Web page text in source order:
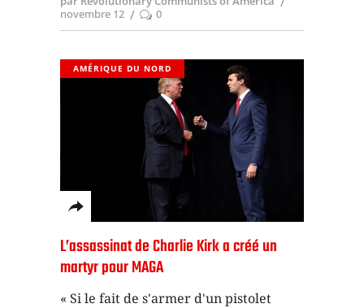
novembre 12
0
AMÉRIQUE DU NORD
L’assassinat de Charlie Kirk a créé un
martyr pour MAGA
« Si le fait de s'armer d'un pistolet